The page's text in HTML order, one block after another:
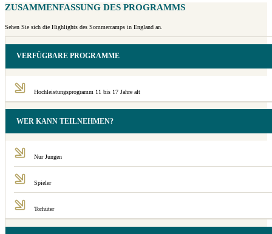
ZUSAMMENFASSUNG DES PROGRAMMS
Sehen Sie sich die Highlights des Sommercamps in England an.
VERFÜGBARE PROGRAMME
Hochleistungsprogramm 11 bis 17 Jahre alt
WER KANN TEILNEHMEN?
Nur Jungen
Spieler
Torhüter